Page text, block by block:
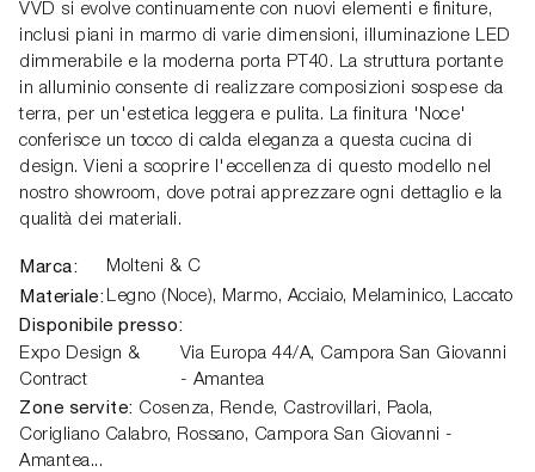
VVD si evolve continuamente con nuovi elementi e finiture,
inclusi piani in marmo di varie dimensioni, illuminazione LED
dimmerabile e la moderna porta PT40. La struttura portante
in alluminio consente di realizzare composizioni sospese da
terra, per un'estetica leggera e pulita. La finitura 'Noce'
conferisce un tocco di calda eleganza a questa cucina di
design. Vieni a scoprire l'eccellenza di questo modello nel
nostro showroom, dove potrai apprezzare ogni dettaglio e la
qualità dei materiali.
Marca: Molteni & C
Materiale: Legno (Noce), Marmo, Acciaio, Melaminico, Laccato
Disponibile presso:
Expo Design &
Contract
Via Europa 44/A, Campora San Giovanni
- Amantea
Zone servite: Cosenza, Rende, Castrovillari, Paola,
Corigliano Calabro, Rossano, Campora San Giovanni -
Amantea...